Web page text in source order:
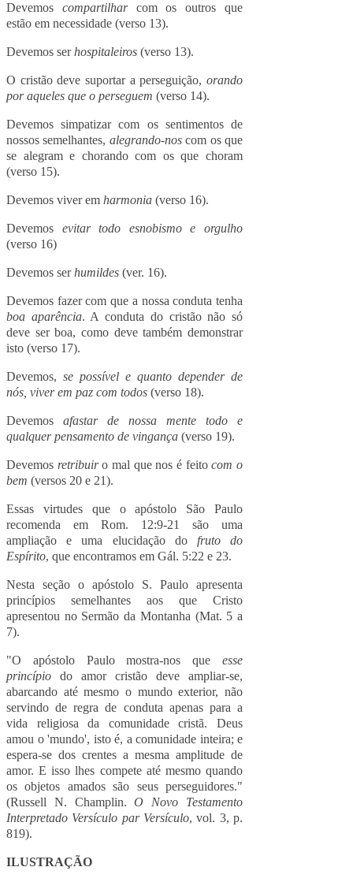
Devemos compartilharcom os outros que
estão em necessidade (verso 13).
Devemos serhospitaleiros (verso 13).
O cristão deve suportar a perseguição, orando
por aqueles que o perseguem (verso 14).
Devemos simpatizar com os sentimentos de
nossos semelhantes, alegrando-noscom os que
se alegram e chorando com os que choram
(verso 15).
Devemos viver em harmonia (verso 16).
Devemos evitar todo esnobismo e orgulho
(verso 16)
Devemos serhumildes (ver. 16).
Devemos fazer com que a nossa conduta tenha
boa aparência. A conduta do cristão não só
deve ser boa, como deve também demonstrar
isto (verso 17).
Devemos, se possível e quanto depender de
nós, viver em paz com todos (verso 18).
Devemos afastar de nossa mente todo e
qualquer pensamento de vingança (verso 19).
Devemos retribuiro mal que nos é feitocom o
bem (versos 20 e 21).
Essas virtudes que o apóstolo São Paulo
recomenda em Rom. 12:9-21 são uma
ampliação e uma elucidação do fruto do
Espírito, que encontramos em Gál. 5:22 e 23.
Nesta seção o apóstolo S. Paulo apresenta
princípios semelhantes aos que Cristo
apresentou no Sermão da Montanha (Mat. 5 a
7).
"O apóstolo Paulo mostra-nos que esse
princípio do amor cristão deve ampliar-se,
abarcando até mesmo o mundo exterior, não
servindo de regra de conduta apenas para a
vida religiosa da comunidade cristã. Deus
amou o 'mundo', isto é, a comunidade inteira; e
espera-se dos crentes a mesma amplitude de
amor. E isso lhes compete até mesmo quando
os objetos amados são seus perseguidores."
(Russell N. Champlin.O Novo Testamento
Interpretado Versículo par Versículo, vol. 3, p.
819).
ILUSTRAÇÃO